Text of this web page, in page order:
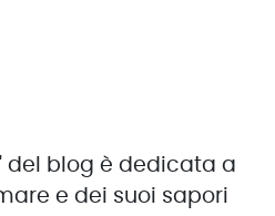
del blog è dedicata a
e dei suoi sapori